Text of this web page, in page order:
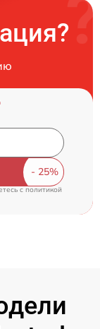
cполитикой